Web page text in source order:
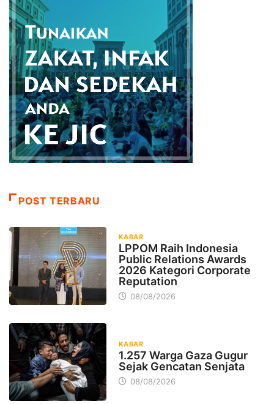
POST TERBARU
KABAR
LPPOM Raih Indonesia
Public Relations Awards
2026 Kategori Corporate
Reputation
08/08/2026
KABAR
1.257 Warga Gaza Gugur
Sejak Gencatan Senjata
08/08/2026